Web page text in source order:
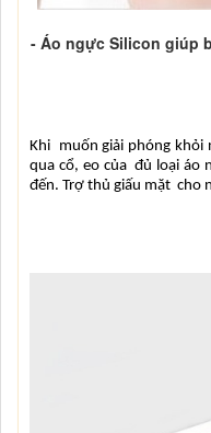
- Áo ngực Silicon giúp
Khi  muốn giải phóng khỏi
qua cổ, eo của  đủ loại áo
đến. Trợ thủ giấu mặt  cho